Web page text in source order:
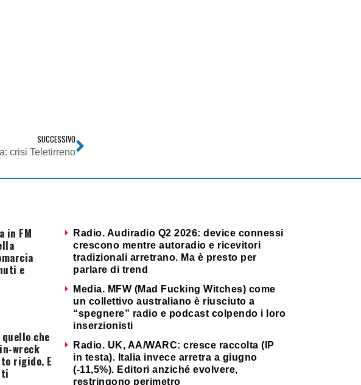
SUCCESSIVO
crisi Teletirreno
in FM
e
quello che
wreck
rigido. E
Radio. Audiradio Q2 2026: device connessi
crescono mentre autoradio e ricevitori
tradizionali arretrano. Ma è presto per
parlare di trend
Media. MFW (Mad Fucking Witches) come
un collettivo australiano è riusciuto a
“spegnere” radio e podcast colpendo i loro
inserzionisti
Radio. UK, AA/WARC: cresce raccolta (IP
in testa). Italia invece arretra a giugno
(-11,5%). Editori anziché evolvere,
restringono perimetro